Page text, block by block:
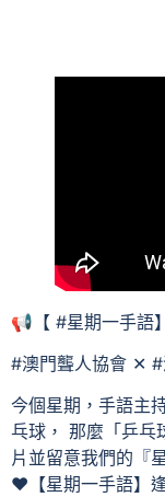
📢【 #星期一手語】
#澳門聾人協會 ✕
今個星期，手語主
乓球， 那麼「乒乓
片並留意我們的『
❤【星期一手語】